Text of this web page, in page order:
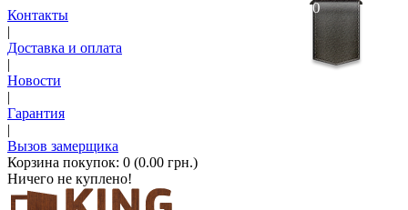
Контакты
|
Доставка и оплата
|
Новости
|
Гарантия
|
Вызов замерщика
Корзина покупок: 0 (0.00 грн.)
Ничего не куплено!
0